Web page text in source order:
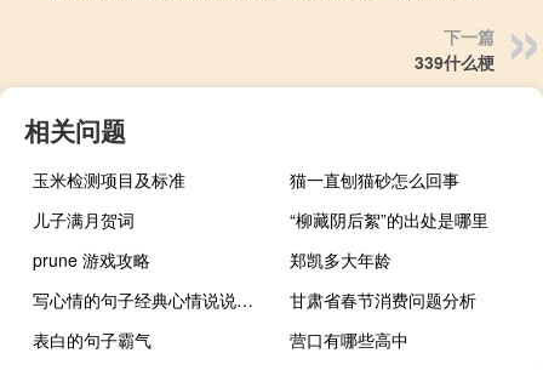
下一篇
339什么梗
相关问题
玉米检测项目及标准
猫一直刨猫砂怎么回事
儿子满月贺词
“柳藏阴后絮”的出处是哪里
prune 游戏攻略
郑凯多大年龄
写心情的句子经典心情说说英文
甘肃省春节消费问题分析
表白的句子霸气
营口有哪些高中